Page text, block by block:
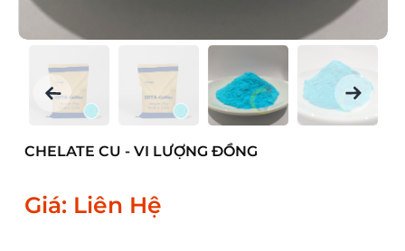
CHELATE CU - VI LƯỢNG ĐỒNG
Giá: Liên Hệ